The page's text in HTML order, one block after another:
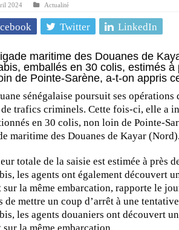
2024 Actualité
Twitter LinkedIn
maritime des Douanes de
emballés en 30 colis, estimés
de Pointe-Sarène, a-t-on appris
sénégalaise poursuit ses
de trafics criminels. Cette fois-ci, elle a
en 30 colis, non loin de Pointe-
maritime des Douanes de Kayar (Nord).
totale de la saisie est estimée à près
les agents ont également découvert
sur la même embarcation, rapporte le
de mettre un coup d’arrêt à une
les agents douaniers ont découvert
sur la même embarcation.